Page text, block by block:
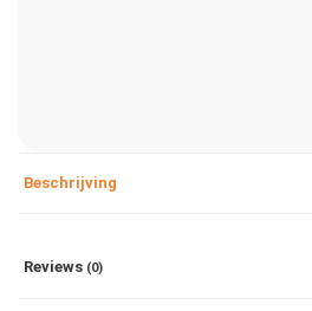
Beschrijving
Reviews (0)